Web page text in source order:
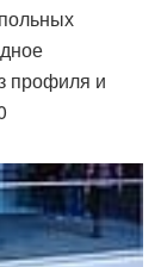
профиля и